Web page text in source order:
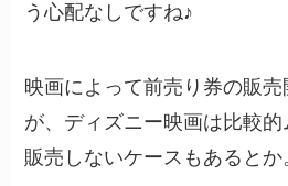
う心配なしですね♪
映画によって前売り券の販
が、ディズニー映画は比較
販売しないケースもあるとか